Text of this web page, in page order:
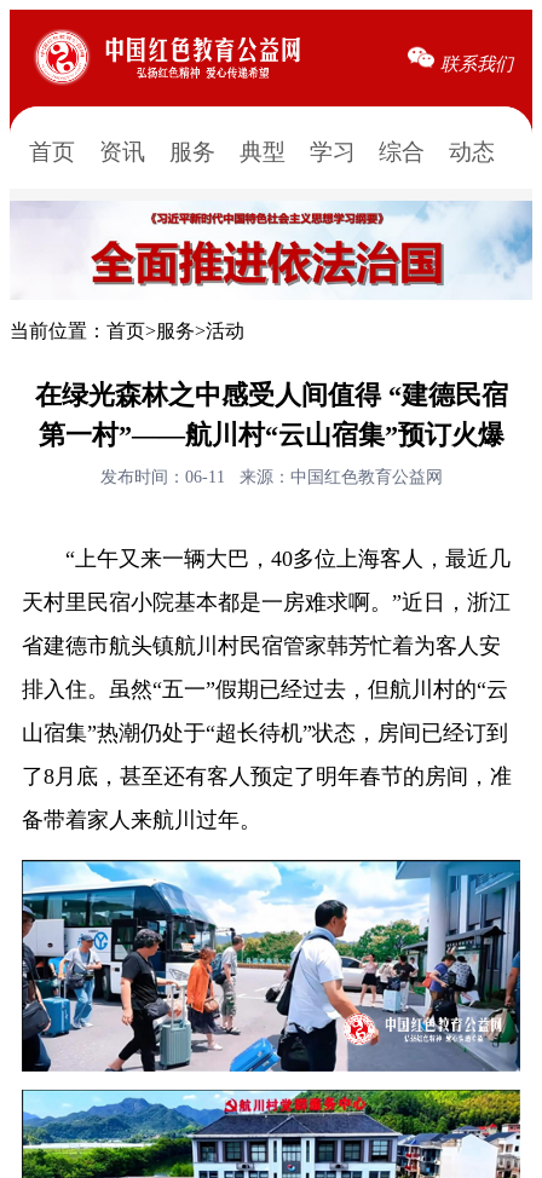
联系我们
首页 资讯 服务 典型 学习 综合 动态
当前位置： 首页>服务>活动
在绿光森林之中感受人间值得 “建德民宿
第一村”——航川村“云山宿集”预订火爆
发布时间：06-11 来源：中国红色教育公益网
“上午又来一辆大巴，40多位上海客人，最近几
天村里民宿小院基本都是一房难求啊。”近日，浙江
省建德市航头镇航川村民宿管家韩芳忙着为客人安
排入住。虽然“五一”假期已经过去，但航川村的“云
山宿集”热潮仍处于“超长待机”状态，房间已经订到
了8月底，甚至还有客人预定了明年春节的房间，准
备带着家人来航川过年。